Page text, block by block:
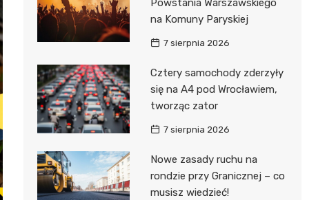
Powstania Warszawskiego
na Komuny Paryskiej
7 sierpnia 2026
Cztery samochody zderzyły
się na A4 pod Wrocławiem,
tworząc zator
7 sierpnia 2026
Nowe zasady ruchu na
rondzie przy Granicznej – co
musisz wiedzieć!